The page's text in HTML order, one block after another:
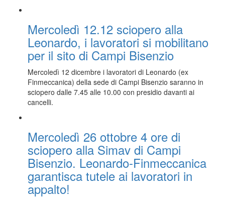
Mercoledì 12.12 sciopero alla
Leonardo, i lavoratori si mobilitano
per il sito di Campi Bisenzio
Mercoledì 12 dicembre i lavoratori di Leonardo (ex
Finmeccanica) della sede di Campi Bisenzio saranno in
sciopero dalle 7.45 alle 10.00 con presidio davanti ai
cancelli.
Mercoledì 26 ottobre 4 ore di
sciopero alla Simav di Campi
Bisenzio. Leonardo-Finmeccanica
garantisca tutele ai lavoratori in
appalto!